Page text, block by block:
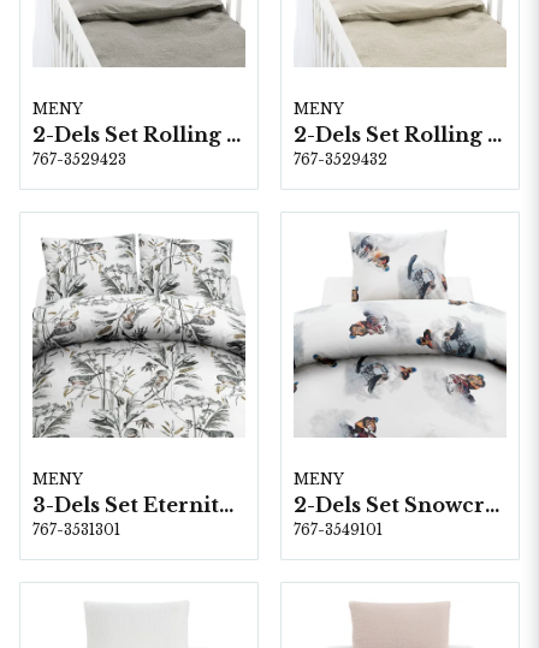
MENY
2-Dels Set Rolling Grå Spjälsäng
767-3529423
MENY
2-Dels Set Rolling Linne Spjälsäng
767-3529432
MENY
3-Dels Set Eternity Vit Dubbel
767-3531301
MENY
2-Dels Set Snowcross Vit
767-3549101